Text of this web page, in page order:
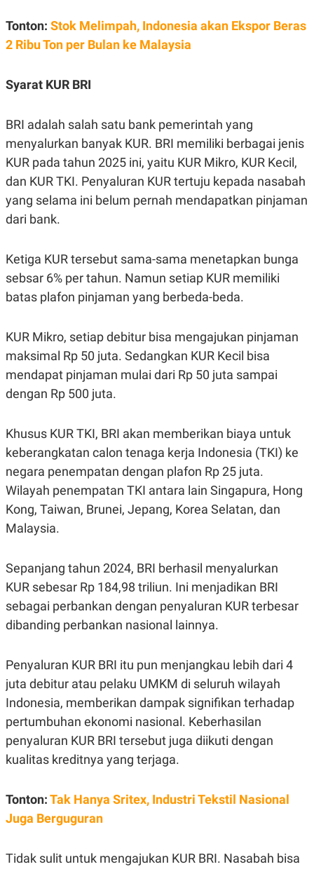
A
K
N
PE
I
I
N
G
K
G
E
A
.
I
SITEMAPPROFILETERM
OF
USE
PEDOMAN
PEMBERITAAN
SIBER
POLICY
Tonton: Stok Melimpah, Indonesia akan Ekspor Beras
2 Ribu Ton per Bulan ke Malaysia
Syarat KUR BRI
BRI adalah salah satu bank pemerintah yang
menyalurkan banyak KUR. BRI memiliki berbagai jenis
KUR pada tahun 2025 ini, yaitu KUR Mikro, KUR Kecil,
dan KUR TKI. Penyaluran KUR tertuju kepada nasabah
yang selama ini belum pernah mendapatkan pinjaman
dari bank.
Ketiga KUR tersebut sama-sama menetapkan bunga
sebsar 6% per tahun. Namun setiap KUR memiliki
batas plafon pinjaman yang berbeda-beda.
KUR Mikro, setiap debitur bisa mengajukan pinjaman
maksimal Rp 50 juta. Sedangkan KUR Kecil bisa
mendapat pinjaman mulai dari Rp 50 juta sampai
dengan Rp 500 juta.
Khusus KUR TKI, BRI akan memberikan biaya untuk
keberangkatan calon tenaga kerja Indonesia (TKI) ke
negara penempatan dengan plafon Rp 25 juta.
Wilayah penempatan TKI antara lain Singapura, Hong
Kong, Taiwan, Brunei, Jepang, Korea Selatan, dan
Malaysia.
Sepanjang tahun 2024, BRI berhasil menyalurkan
KUR sebesar Rp 184,98 triliun. Ini menjadikan BRI
sebagai perbankan dengan penyaluran KUR terbesar
dibanding perbankan nasional lainnya.
Penyaluran KUR BRI itu pun menjangkau lebih dari 4
juta debitur atau pelaku UMKM di seluruh wilayah
Indonesia, memberikan dampak signifikan terhadap
pertumbuhan ekonomi nasional. Keberhasilan
penyaluran KUR BRI tersebut juga diikuti dengan
kualitas kreditnya yang terjaga.
Tonton:Tak Hanya Sritex, Industri Tekstil Nasional
Juga Berguguran
Tidak sulit untuk mengajukan KUR BRI. Nasabah bisa